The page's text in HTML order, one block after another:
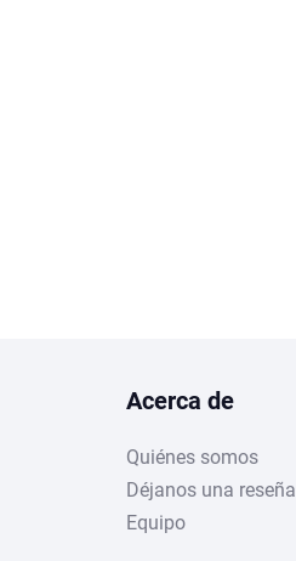
Acerca de
Quiénes somos
Déjanos una reseña
Equipo